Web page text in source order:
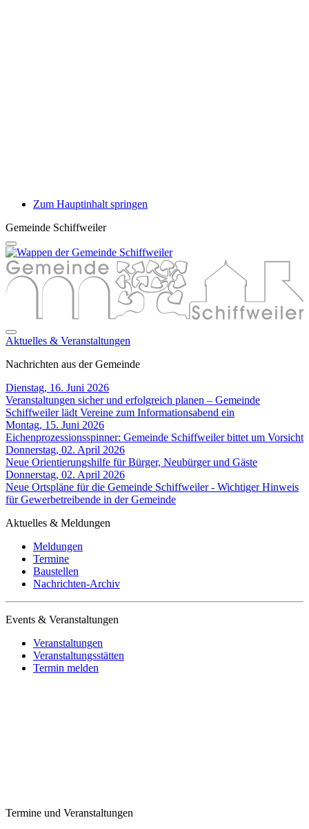
Zum Hauptinhalt springen
Gemeinde Schiffweiler
Aktuelles & Veranstaltungen
Nachrichten aus der Gemeinde
Dienstag, 16. Juni 2026
Veranstaltungen sicher und erfolgreich planen – Gemeinde
Schiffweiler lädt Vereine zum Informationsabend ein
Montag, 15. Juni 2026
Eichenprozessionsspinner: Gemeinde Schiffweiler bittet um Vorsicht
Donnerstag, 02. April 2026
Neue Orientierungshilfe für Bürger, Neubürger und Gäste
Donnerstag, 02. April 2026
Neue Ortspläne für die Gemeinde Schiffweiler - Wichtiger Hinweis
für Gewerbetreibende in der Gemeinde
Aktuelles & Meldungen
Meldungen
Termine
Baustellen
Nachrichten-Archiv
Events & Veranstaltungen
Veranstaltungen
Veranstaltungsstätten
Termin melden
Termine und Veranstaltungen